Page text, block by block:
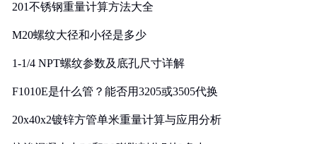
201不锈钢重量计算方法大全
M20螺纹大径和小径是多少
1-1/4 NPT螺纹参数及底孔尺寸详解
F1010E是什么管？能否用3205或3505代换
20x40x2镀锌方管单米重量计算与应用分析